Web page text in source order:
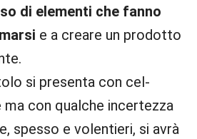
di elementi che fanno
e a creare un prodotto
si presenta con cel-
ma con qualche incertezza
spesso e volentieri, si avrà